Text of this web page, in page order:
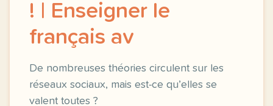
! | Enseigner le
français av
De nombreuses théories circulent sur les
réseaux sociaux, mais est-ce qu’elles se
valent toutes ?